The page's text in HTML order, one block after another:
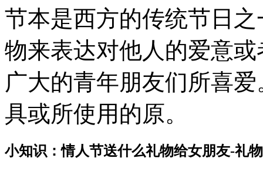
节本是西方的传统节日
物来表达对他人的爱意
广大的青年朋友们所喜
具或所使用的原。
小知识：情人节送什么礼物给女朋友-礼